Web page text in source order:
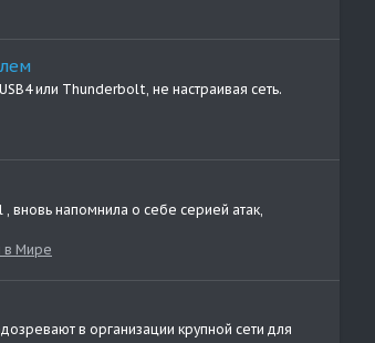
или Thunderbolt, не настраивая сеть.
вновь напомнила о себе серией атак,
в Мире
в организации крупной сети для